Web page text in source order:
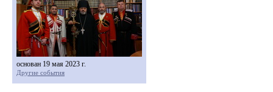
основан 19 мая 2023 г.
Другие события